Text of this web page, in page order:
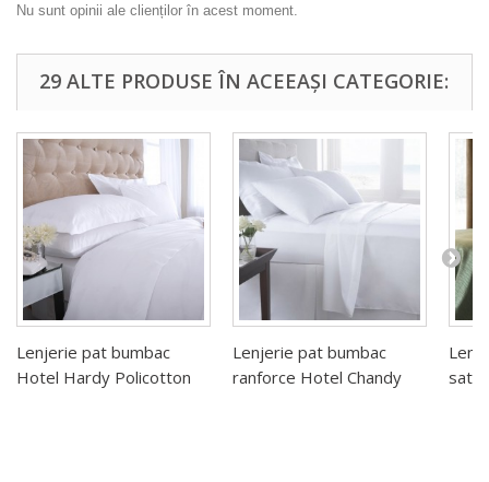
Nu sunt opinii ale clienților în acest moment.
29 ALTE PRODUSE ÎN ACEEAȘI CATEGORIE:
Lenjerie pat bumbac
Hotel Hardy Policotton
Lenjerie pat bumbac
ranforce Hotel Chandy